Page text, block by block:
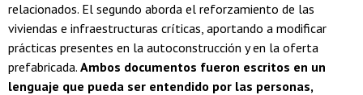
relacionados. El segundo aborda el reforzamiento de las
viviendas e infraestructuras críticas, aportando a modificar
prácticas presentes en la autoconstrucción y en la oferta
prefabricada. Ambos documentos fueron escritos en un
lenguaje que pueda ser entendido por las personas,